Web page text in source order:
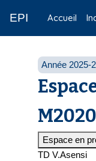
EPI Accueil
Année 2025-
Espace en
TD V.Asensi